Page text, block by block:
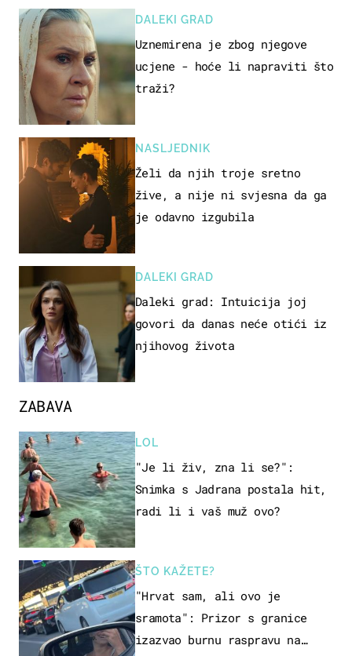
ZABAVA
LOL
"Je li živ, zna li se?":
Snimka s Jadrana postala hit,
radi li i vaš muž ovo?
ŠTO KAŽETE?
"Hrvat sam, ali ovo je
sramota": Prizor s granice
izazvao burnu raspravu na
DALEKI GRAD
Uznemirena je zbog njegove
ucjene - hoće li napraviti što
traži?
NASLJEDNIK
Želi da njih troje sretno
žive, a nije ni svjesna da ga
je odavno izgubila
DALEKI GRAD
Daleki grad: Intuicija joj
govori da danas neće otići iz
njihovog života